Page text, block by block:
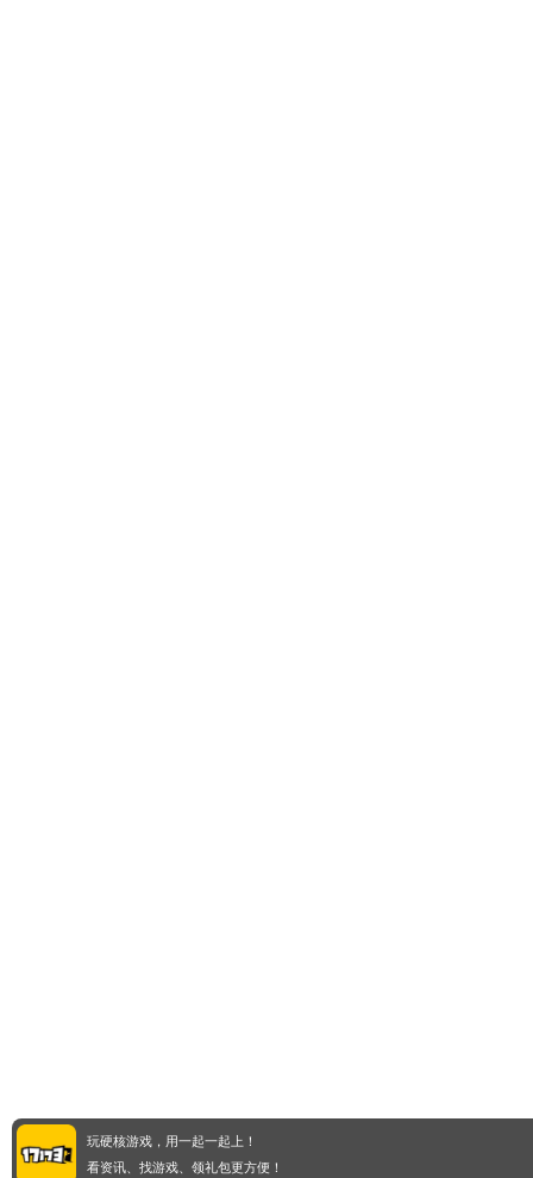
玩硬核游戏，用一起一起上！
看资讯、找游戏、领礼包更方便！